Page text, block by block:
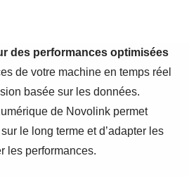
des performances optimisées
de votre machine en temps réel
basée sur les données.
de Novolink permet
le long terme et d’adapter les
les performances.